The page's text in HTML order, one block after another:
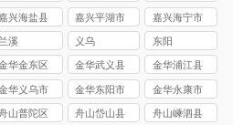
讨债公司
兴海盐县
讨债公司
嘉兴平湖市
讨债公司
嘉兴海宁市
讨债公司
兰溪 义乌 东阳
华金东区
讨债公司
金华武义县
讨债公司
金华浦江县
讨债公司
华义乌市
讨债公司
金华东阳市
讨债公司
金华永康市
讨债公司
山普陀区
舟山岱山县
舟山嵊泗县